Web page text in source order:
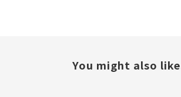
You might also